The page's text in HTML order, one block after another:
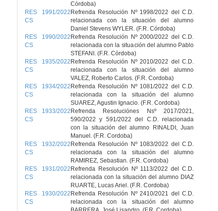
Córdoba)
RES 1991/2022
CS
Refrenda Resolución Nº 1998/2022 del C.D.
relacionada con la situación del alumno
Daniel Stevens WYLER. (F.R. Córdoba)
RES 1990/2022
CS
Refrenda Resolución Nº 2000/2022 del C.D.
relacionada con la situación del alumno Pablo
STEFANI. (F.R. Córdoba)
RES 1935/2022
CS
Refrenda Resolución Nº 2010/2022 del C.D.
relacionada con la situación del alumno
VALEZ, Roberto Carlos. (F.R. Cordoba)
RES 1934/2022
CS
Refrenda Resolución Nº 1081/2022 del C.D.
relacionada con la situación del alumno
SUAREZ, Agustin Ignacio. (F.R. Cordoba)
RES 1933/2022
CS
Refrenda Resoluciónes Nsº 2017/2021,
590/2022 y 591/2022 del C.D. relacionada
con la situación del alumno RINALDI, Juan
Manuel. (F.R. Cordoba)
RES 1932/2022
CS
Refrenda Resolución Nº 1083/2022 del C.D.
relacionada con la situación del alumno
RAMIREZ, Sebastian. (F.R. Cordoba)
RES 1931/2022
CS
Refrenda Resolución Nº 1113/2022 del C.D.
relacionada con la situación del alumno DIAZ
RUARTE, Lucas Ariel. (F.R. Cordoba)
RES 1930/2022
CS
Refrenda Resolución Nº 2410/2021 del C.D.
relacionada con la situación del alumno